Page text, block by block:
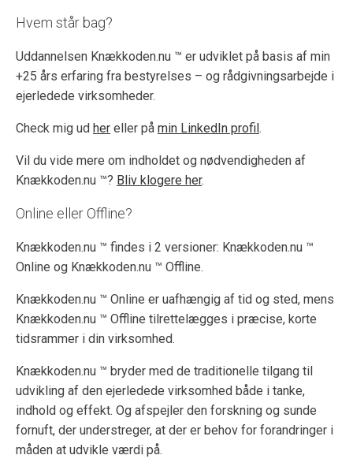
Hvem står bag?
Uddannelsen Knækkoden.nu ™ er udviklet på basis af min
+25 års erfaring fra bestyrelses – og rådgivningsarbejde i
ejerledede virksomheder.
Check mig ud her eller på min LinkedIn profil.
Vil du vide mere om indholdet og nødvendigheden af
Knækkoden.nu ™? Bliv klogere her.
Online eller Offline?
Knækkoden.nu ™ findes i 2 versioner: Knækkoden.nu ™
Online og Knækkoden.nu ™ Offline.
Knækkoden.nu ™ Online er uafhængig af tid og sted, mens
Knækkoden.nu ™ Offline tilrettelægges i præcise, korte
tidsrammer i din virksomhed.
Knækkoden.nu ™ bryder med de traditionelle tilgang til
udvikling af den ejerledede virksomhed både i tanke,
indhold og effekt. Og afspejler den forskning og sunde
fornuft, der understreger, at der er behov for forandringer i
måden at udvikle værdi på.